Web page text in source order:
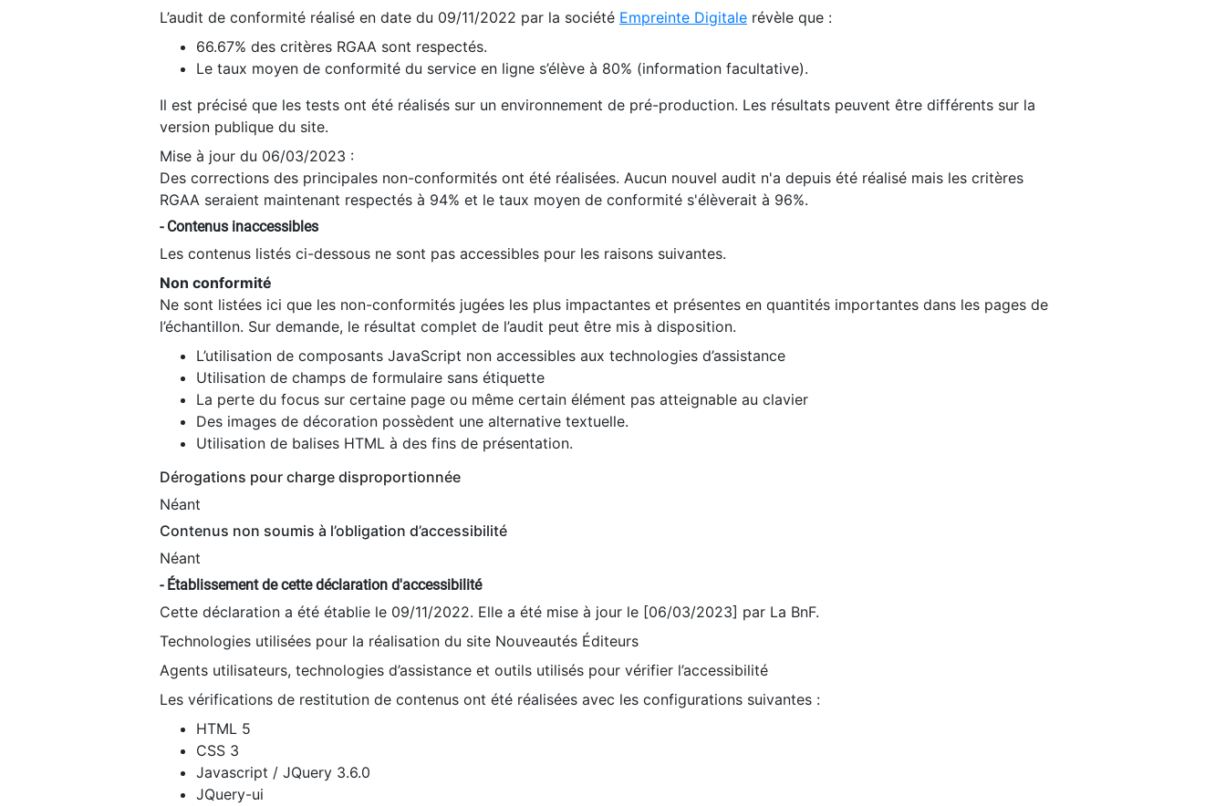
L’audit de conformité réalisé en date du 09/11/2022 par la société Empreinte Digitale révèle que :
66.67% des critères RGAA sont respectés.
Le taux moyen de conformité du service en ligne s’élève à 80% (information facultative).
Il est précisé que les tests ont été réalisés sur un environnement de pré-production. Les résultats peuvent être différents sur la
version publique du site.
Mise à jour du 06/03/2023 :
Des corrections des principales non-conformités ont été réalisées. Aucun nouvel audit n'a depuis été réalisé mais les critères
RGAA seraient maintenant respectés à 94% et le taux moyen de conformité s'élèverait à 96%.
- Contenus inaccessibles
Les contenus listés ci-dessous ne sont pas accessibles pour les raisons suivantes.
Non conformité
Ne sont listées ici que les non-conformités jugées les plus impactantes et présentes en quantités importantes dans les pages de
l’échantillon. Sur demande, le résultat complet de l’audit peut être mis à disposition.
L’utilisation de composants JavaScript non accessibles aux technologies d’assistance
Utilisation de champs de formulaire sans étiquette
La perte du focus sur certaine page ou même certain élément pas atteignable au clavier
Des images de décoration possèdent une alternative textuelle.
Utilisation de balises HTML à des fins de présentation.
Dérogations pour charge disproportionnée
Néant
Contenus non soumis à l’obligation d’accessibilité
Néant
- Établissement de cette déclaration d'accessibilité
Cette déclaration a été établie le 09/11/2022. Elle a été mise à jour le [06/03/2023] par La BnF.
Technologies utilisées pour la réalisation du site Nouveautés Éditeurs
Agents utilisateurs, technologies d’assistance et outils utilisés pour vérifier l’accessibilité
Les vérifications de restitution de contenus ont été réalisées avec les configurations suivantes :
HTML 5
CSS 3
Javascript / JQuery 3.6.0
JQuery-ui